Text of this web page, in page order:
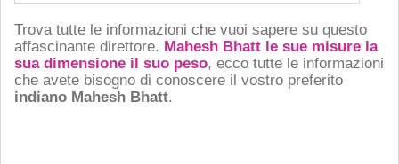
Trova tutte le informazioni che vuoi sapere su questo
affascinante direttore. Mahesh Bhatt le sue misure la
sua dimensione il suo peso, ecco tutte le informazioni
che avete bisogno di conoscere il vostro preferito
indiano Mahesh Bhatt.